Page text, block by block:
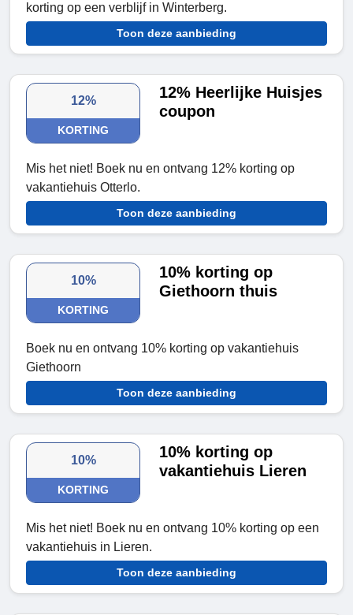
korting op een verblijf in Winterberg.
Toon deze aanbieding
12%
KORTING
12% Heerlijke Huisjes
coupon
Mis het niet! Boek nu en ontvang 12% korting op
vakantiehuis Otterlo.
Toon deze aanbieding
10%
KORTING
10% korting op
Giethoorn thuis
Boek nu en ontvang 10% korting op vakantiehuis
Giethoorn
Toon deze aanbieding
10%
KORTING
10% korting op
vakantiehuis Lieren
Mis het niet! Boek nu en ontvang 10% korting op een
vakantiehuis in Lieren.
Toon deze aanbieding